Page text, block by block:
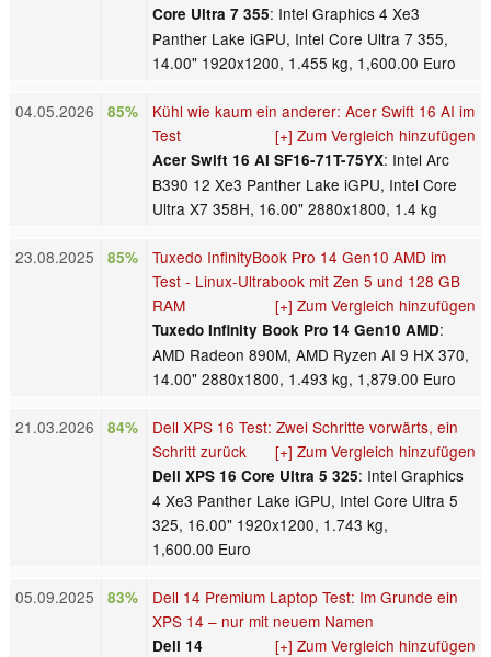
Core Ultra 7 355: Intel Graphics 4 Xe3
Panther Lake iGPU, Intel Core Ultra 7 355,
14.00" 1920x1200, 1.455 kg, 1,600.00 Euro
04.05.2026 85%
Kühl wie kaum ein anderer: Acer Swift 16 AI im
Test
[+] Zum Vergleich hinzufügen
Acer Swift 16 AI SF16-71T-75YX: Intel Arc
B390 12 Xe3 Panther Lake iGPU, Intel Core
Ultra X7 358H, 16.00" 2880x1800, 1.4 kg
23.08.2025 85%
Tuxedo InfinityBook Pro 14 Gen10 AMD im
Test - Linux-Ultrabook mit Zen 5 und 128 GB
RAM
[+] Zum Vergleich hinzufügen
Tuxedo Infinity Book Pro 14 Gen10 AMD:
AMD Radeon 890M, AMD Ryzen AI 9 HX 370,
14.00" 2880x1800, 1.493 kg, 1,879.00 Euro
21.03.2026 84%
Dell XPS 16 Test: Zwei Schritte vorwärts, ein
Schritt zurück
[+] Zum Vergleich hinzufügen
Dell XPS 16 Core Ultra 5 325: Intel Graphics
4 Xe3 Panther Lake iGPU, Intel Core Ultra 5
325, 16.00" 1920x1200, 1.743 kg,
1,600.00 Euro
05.09.2025 83%
Dell 14 Premium Laptop Test: Im Grunde ein
XPS 14 – nur mit neuem Namen
[+] Zum Vergleich hinzufügen
Dell 14